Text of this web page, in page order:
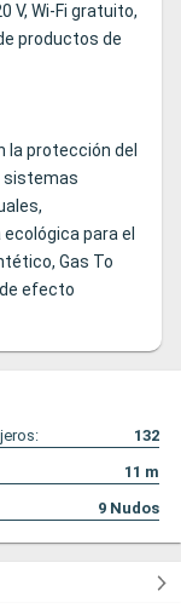
V, Wi-Fi gratuito,
productos de
la protección del
sistemas
para el
Gas To
efecto
132
11 m
9 Nudos